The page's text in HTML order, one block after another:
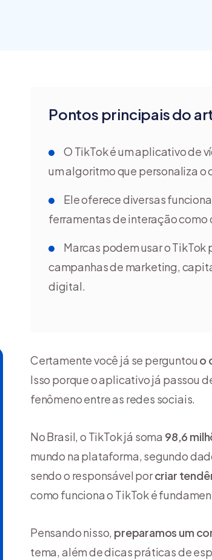
Pontos principais do
O TikTok é um aplicativo de
um algoritmo que personaliza o
Ele oferece diversas
ferramentas de interação como
Marcas podem usar o
campanhas de marketing,
digital.
Certamente você já se perguntou o
Isso porque o aplicativo já passou
fenômeno entre as redes sociais.
No Brasil, o TikTok já soma 98,6
mundo na plataforma, segundo
sendo o responsável porcriar
como funciona o TikTok é
Pensando nisso, preparamos um
tema, além de dicas práticas de